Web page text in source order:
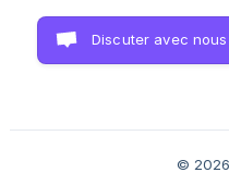
Discuter avec nous
© 2026